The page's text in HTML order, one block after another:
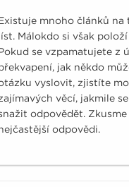
mnoho článků na
Málokdo si však
se vzpamatujete z
jak někdo
vyslovit, zjistíte
věcí, jakmile
odpovědět.
odpovědi.